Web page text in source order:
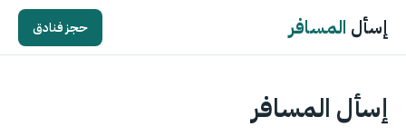
إسأل المسافر حجز فنادق
إسأل المسافر